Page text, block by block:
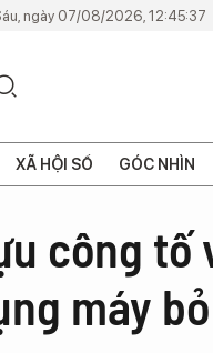
ngày 07/08/2026, 12:45:37
XÃ HỘI SỐ GÓC NHÌN
công tố
máy